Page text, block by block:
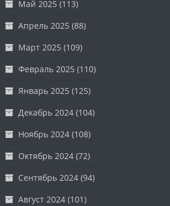
Май 2025 (113)
Апрель 2025 (88)
Март 2025 (109)
Февраль 2025 (110)
Январь 2025 (125)
Декабрь 2024 (104)
Ноябрь 2024 (108)
Октябрь 2024 (72)
Сентябрь 2024 (94)
Август 2024 (101)